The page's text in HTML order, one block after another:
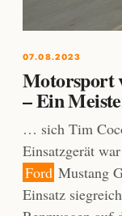
07.08.2023
Motorsport
– Ein
… sich Tim
Einsatzgerät
Ford Mustang
Einsatz